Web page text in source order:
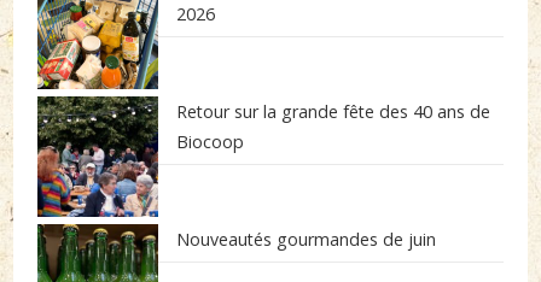
2026
Retour sur la grande fête des 40 ans de
Biocoop
Nouveautés gourmandes de juin